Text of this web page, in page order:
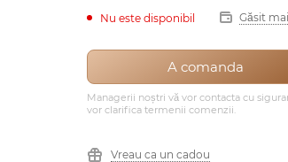
Nu este disponibil Găsit
A comanda
Managerii noștri vă vor contacta cu
vor clarifica termenii comenzii.
Vreau ca un cadou